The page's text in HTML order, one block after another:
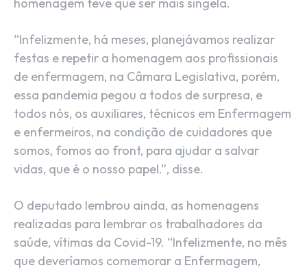
homenagem teve que ser mais singela.
“Infelizmente, há meses, planejávamos realizar
festas e repetir a homenagem aos profissionais
de enfermagem, na Câmara Legislativa, porém,
essa pandemia pegou a todos de surpresa, e
todos nós, os auxiliares, técnicos em Enfermagem
e enfermeiros, na condição de cuidadores que
somos, fomos ao front, para ajudar a salvar
vidas, que é o nosso papel.”, disse.
O deputado lembrou ainda, as homenagens
realizadas para lembrar os trabalhadores da
saúde, vítimas da Covid-19. “Infelizmente, no mês
que deveríamos comemorar a Enfermagem,